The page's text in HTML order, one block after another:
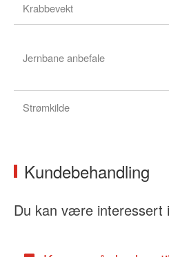
Krabbevekt
Jernbane anbefale
Strømkilde
Kundebehandling
Du kan være interessert